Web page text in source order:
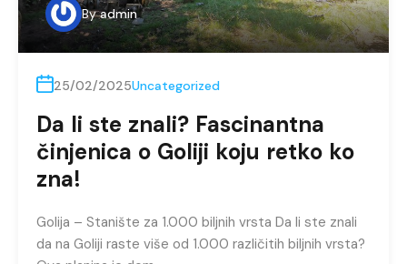
By admin
25/02/2025Uncategorized
Da li ste znali? Fascinantna
činjenica o Goliji koju retko ko
zna!
Golija – Stanište za 1.000 biljnih vrsta Da li ste znali
da na Goliji raste više od 1.000 različitih biljnih vrsta?